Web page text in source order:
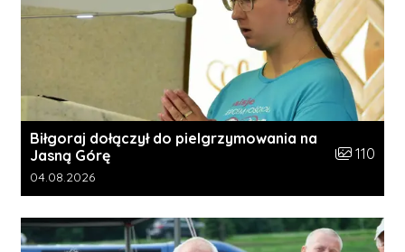
Biłgoraj dołączył do pielgrzymowania na
Jasną Górę
Liczba
110
Data dodania galerii:
04.08.2026